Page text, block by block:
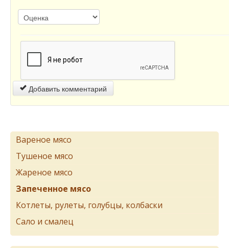
Добавить комментарий
Вареное мясо
Тушеное мясо
Жареное мясо
Запеченное мясо
Котлеты, рулеты, голубцы, колбаски
Сало и смалец